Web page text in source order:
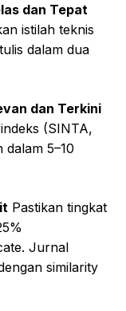
dan Tepat
istilah teknis
dalam dua
dan Terkini
(SINTA,
5–10
Pastikan tingkat
Jurnal
similarity